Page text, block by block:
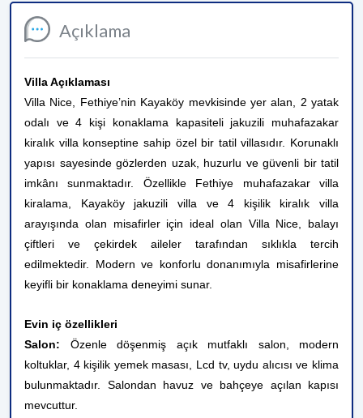
Açıklama
Villa Açıklaması
Villa Nice, Fethiye’nin Kayaköy mevkisinde yer alan, 2 yatak
odalı ve 4 kişi konaklama kapasiteli jakuzili muhafazakar
kiralık villa konseptine sahip özel bir tatil villasıdır. Korunaklı
yapısı sayesinde gözlerden uzak, huzurlu ve güvenli bir tatil
imkânı sunmaktadır. Özellikle Fethiye muhafazakar villa
kiralama, Kayaköy jakuzili villa ve 4 kişilik kiralık villa
arayışında olan misafirler için ideal olan Villa Nice, balayı
çiftleri ve çekirdek aileler tarafından sıklıkla tercih
edilmektedir. Modern ve konforlu donanımıyla misafirlerine
keyifli bir konaklama deneyimi sunar.
Evin iç özellikleri
Salon: Özenle döşenmiş açık mutfaklı salon, modern
koltuklar, 4 kişilik yemek masası, Lcd tv, uydu alıcısı ve klima
bulunmaktadır. Salondan havuz ve bahçeye açılan kapısı
mevcuttur.